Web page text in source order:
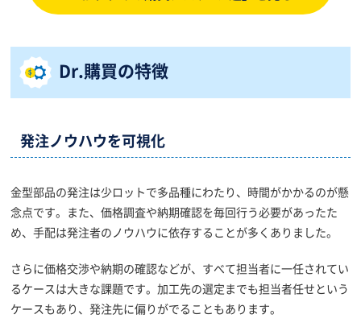
Dr.購買の特徴
発注ノウハウを可視化
金型部品の発注は少ロットで多品種にわたり、時間がかかるのが懸
念点です。また、価格調査や納期確認を毎回行う必要があったた
め、手配は発注者のノウハウに依存することが多くありました。
さらに価格交渉や納期の確認などが、すべて担当者に一任されてい
るケースは大きな課題です。加工先の選定までも担当者任せという
ケースもあり、発注先に偏りがでることもあります。